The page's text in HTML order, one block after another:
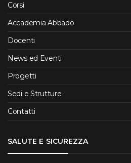
Corsi
Accademia Abbado
Docenti
News ed Eventi
Progetti
Sedi e Strutture
Contatti
SALUTE E SICUREZZA